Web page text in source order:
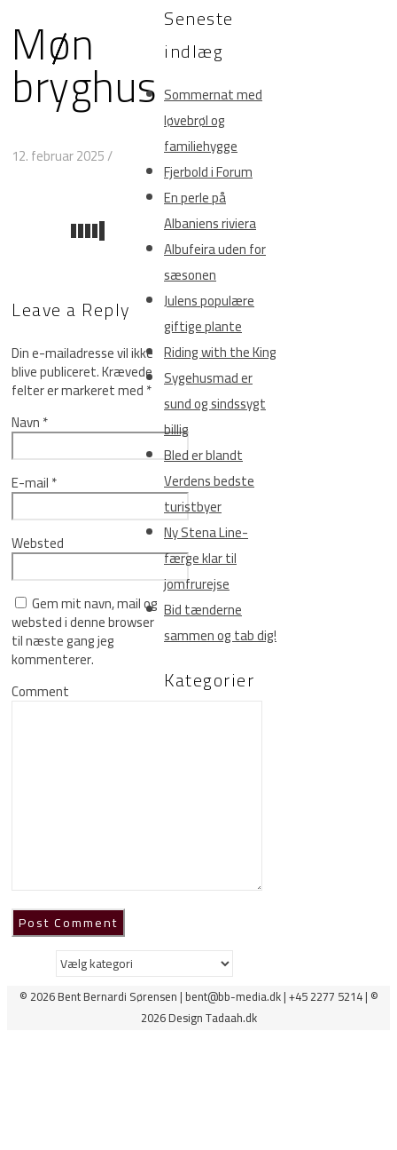
Møn
bryghus
12. februar 2025/
Leave a Reply
Din e-mailadresse vil ikke
blive publiceret.Krævede
felter er markeret med*
Navn*
E-mail*
Websted
Gem mit navn, mail og
websted i denne browser
til næste gang jeg
kommenterer.
Comment
Seneste
indlæg
Sommernat med
løvebrøl og
familiehygge
Fjerbold i Forum
En perle på
Albaniens riviera
Albufeira uden for
sæsonen
Julens populære
giftige plante
Riding with the King
Sygehusmad er
sund og sindssygt
billig
Bled er blandt
Verdens bedste
turistbyer
Ny Stena Line-
færge klar til
jomfrurejse
Bid tænderne
sammen og tab dig!
Kategorier
Kategorier
© 2026 Bent Bernardi Sørensen | bent@bb-media.dk | +45 2277 5214 | ©
2026 Design Tadaah.dk